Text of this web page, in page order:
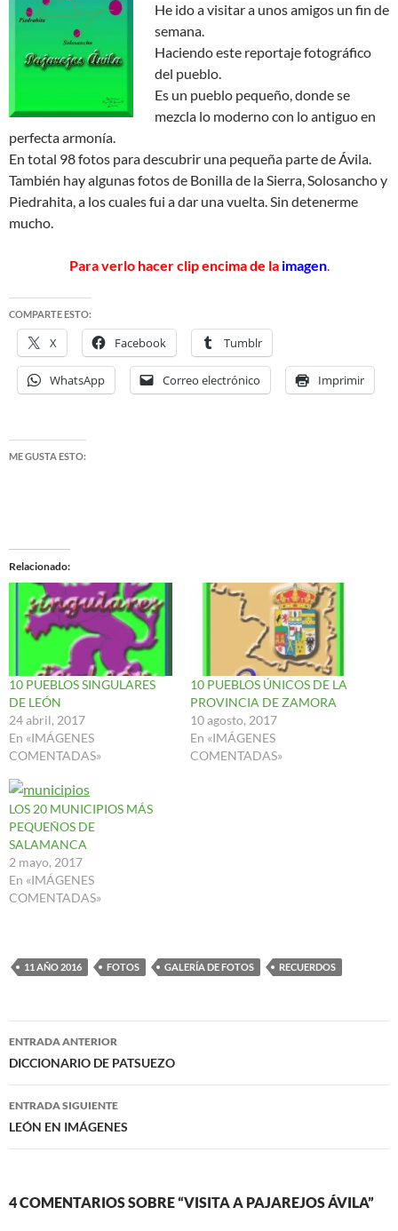
He ido a visitar a unos amigos un fin de
semana.
Haciendo este reportaje fotográfico
del pueblo.
Es un pueblo pequeño, donde se
mezcla lo moderno con lo antiguo en
perfecta armonía.
En total 98 fotos para descubrir una pequeña parte de Ávila.
También hay algunas fotos de Bonilla de la Sierra, Solosancho y
Piedrahita, a los cuales fui a dar una vuelta. Sin detenerme
mucho.
Para verlo hacer clip encima de laimagen.
COMPARTE ESTO:
X Facebook Tumblr
WhatsApp Correo electrónico Imprimir
ME GUSTA ESTO:
Relacionado
10 PUEBLOS SINGULARES
DE LEÓN
24 abril, 2017
En «IMÁGENES
COMENTADAS»
10 PUEBLOS ÚNICOS DE LA
PROVINCIA DE ZAMORA
10 agosto, 2017
En «IMÁGENES
COMENTADAS»
LOS 20 MUNICIPIOS MÁS
PEQUEÑOS DE
SALAMANCA
2 mayo, 2017
En «IMÁGENES
COMENTADAS»
11 AÑO 2016 FOTOS GALERÍA DE FOTOS RECUERDOS
Navegación
de
entradas
ENTRADA ANTERIOR
DICCIONARIO DE PATSUEZO
ENTRADA SIGUIENTE
LEÓN EN IMÁGENES
4 COMENTARIOS SOBRE “VISITA A PAJAREJOS ÁVILA”